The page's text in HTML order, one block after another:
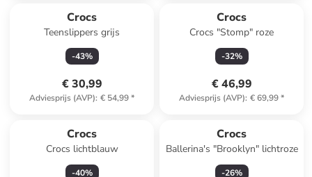
Crocs
Teenslippers grijs
-43%
€ 30,99
Adviesprijs (AVP): € 54,99*
Crocs
Crocs "Stomp" roze
-32%
€ 46,99
Adviesprijs (AVP): € 69,99*
Crocs
Crocs lichtblauw
-40%
Crocs
Ballerina's "Brooklyn" lichtroze
-26%